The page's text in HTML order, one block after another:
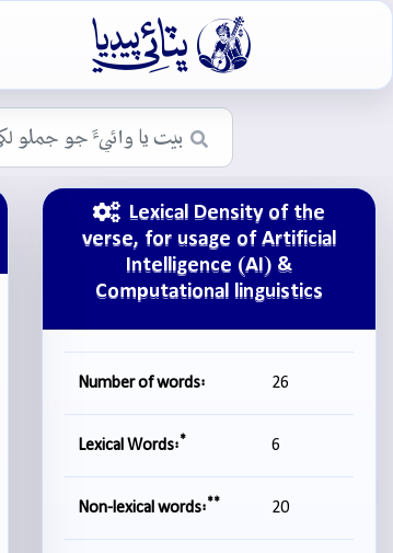

Lexical Density of the
verse, for usage of Artificial
Intelligence (AI) &
Computational linguistics
Number of words: 26
Lexical Words:* 6
Non-lexical words:** 20